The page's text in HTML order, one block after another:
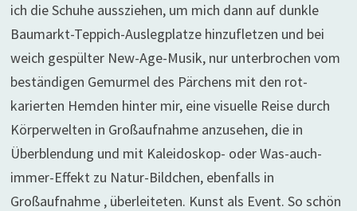
ich die Schuhe aussziehen, um mich dann auf dunkle
Baumarkt-Teppich-Auslegplatze hinzufletzen und bei
weich gespülter New-Age-Musik, nur unterbrochen vom
beständigen Gemurmel des Pärchens mit den rot-
karierten Hemden hinter mir, eine visuelle Reise durch
Körperwelten in Großaufnahme anzusehen, die in
Überblendung und mit Kaleidoskop- oder Was-auch-
immer-Effekt zu Natur-Bildchen, ebenfalls in
Großaufnahme , überleiteten. Kunst als Event. So schön